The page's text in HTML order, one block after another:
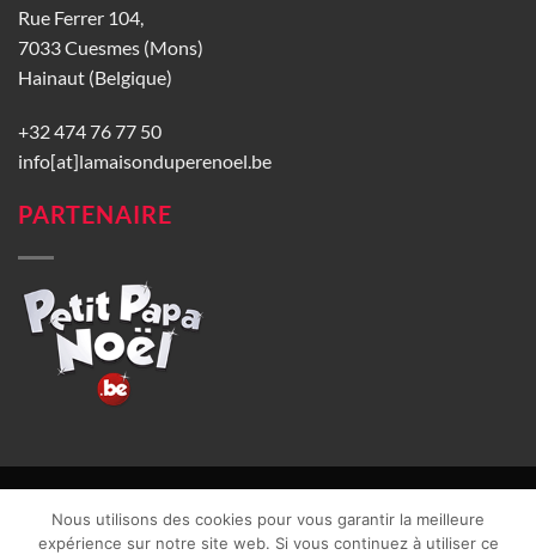
Rue Ferrer 104,
7033 Cuesmes (Mons)
Hainaut (Belgique)
+32 474 76 77 50
info[at]lamaisonduperenoel.be
PARTENAIRE
CGU| Vie privée| TVA : BE0840965749 | Site web réalisé par
Nous utilisons des cookies pour vous garantir la meilleure
expérience sur notre site web. Si vous continuez à utiliser ce